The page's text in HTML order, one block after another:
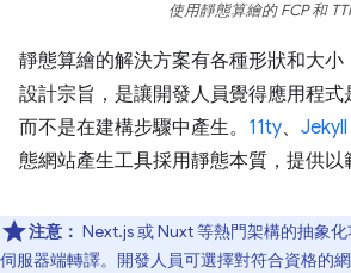
使用靜態算繪的 FCP 和 TTI
靜態算繪的解決方案有各種形狀和大小
設計宗旨，是讓開發人員覺得應用程式
而不是在建構步驟中產生。 11ty、 Jekyll
態網站產生工具採用靜態本質，提供以
注意： Next.js 或 Nuxt 等熱門架構的抽象
伺服器端轉譯。開發人員可選擇對符合資格的